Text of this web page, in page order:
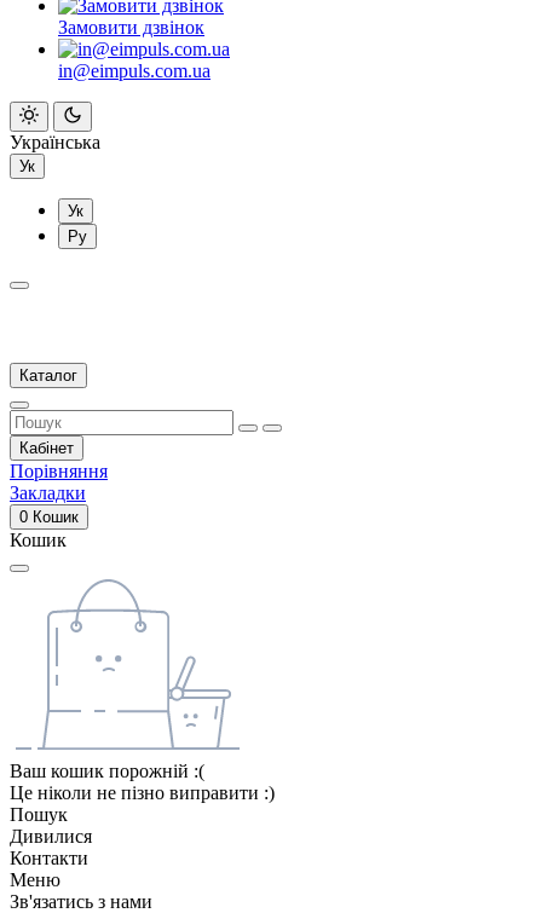
Замовити дзвінок
in@eimpuls.com.ua
Українська
Ук
Ук
Ру
Каталог
Кабінет
Порівняння
Закладки
0 Кошик
Кошик
Ваш кошик порожній :(
Це ніколи не пізно виправити :)
Пошук
Дивилися
Контакти
Меню
Зв'язатись з нами